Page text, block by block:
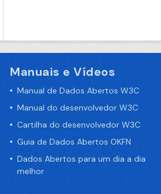
Manuais e Vídeos
Manual de Dados Abertos W3C
Manual do desenvolvedor W3C
Cartilha do desenvolvedor W3C
Guia de Dados Abertos OKFN
Dados Abertos para um dia a dia
melhor